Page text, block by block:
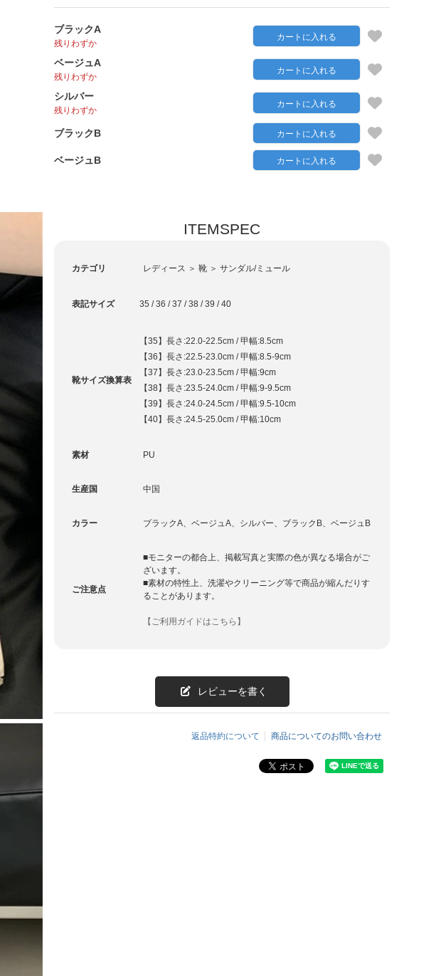
ブラックA
残りわずか
カートに入れる
ベージュA
残りわずか
カートに入れる
シルバー
残りわずか
カートに入れる
ブラックB カートに入れる
ベージュB カートに入れる
ITEMSPEC
カテゴリ レディース ＞ 靴 ＞ サンダル/ミュール
表記サイズ 35 / 36 / 37 / 38 / 39 / 40
靴サイズ換算表
【35】長さ:22.0-22.5cm / 甲幅:8.5cm
【36】長さ:22.5-23.0cm / 甲幅:8.5-9cm
【37】長さ:23.0-23.5cm / 甲幅:9cm
【38】長さ:23.5-24.0cm / 甲幅:9-9.5cm
【39】長さ:24.0-24.5cm / 甲幅:9.5-10cm
【40】長さ:24.5-25.0cm / 甲幅:10cm
素材 PU
生産国 中国
カラー ブラックA、ベージュA、シルバー、ブラックB、ベージュB
ご注意点
■モニターの都合上、掲載写真と実際の色が異なる場合がご
ざいます。
■素材の特性上、洗濯やクリーニング等で商品が縮んだりす
ることがあります。
【ご利用ガイドはこちら】
レビューを書く
返品特約について 商品についてのお問い合わせ
7,980
送料込
80ポイント還元